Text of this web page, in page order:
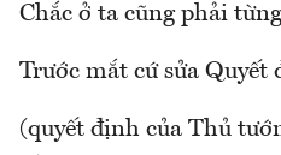
Chắc ở ta cũng phải
Trước mắt cứ sửa Quyết
(quyết định của Thủ